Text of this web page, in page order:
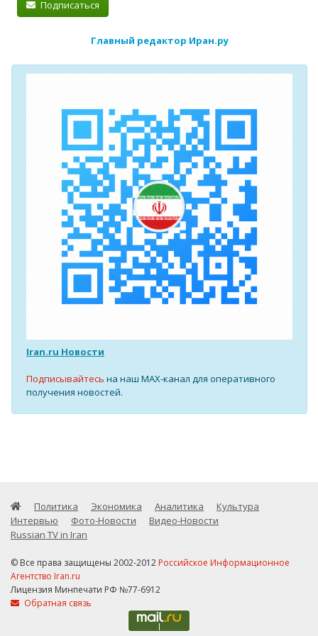
Подписаться
Главный редактор Иран.ру
Iran.ru Новости
Подписывайтесь на наш MAX-канал для оперативного
получения новостей.
Политика Экономика Аналитика
Культура
Интервью
Фото-Новости
Видео-Новости
Russian TV in Iran
© Все права защищены 2002-2012 Российское Информационное
Агентство Iran.ru
Лицензия Минпечати РФ №77-6912
Обратная связь